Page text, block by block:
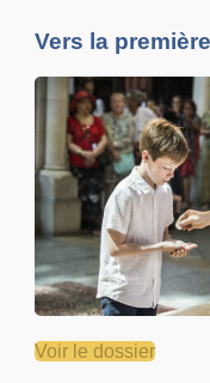
Vers la
Voir le dossier